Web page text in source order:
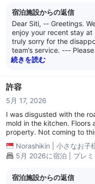
and unacceptable. Given the level of inconvenience, discomfort,
and distress caused to
take this matter seriously.
the experience, which fell
hospitality standards. I look forward to your response —
hopefully more prompt
宿泊施設からの返信
Dear Siti, -- Greetings. We deeply regret to learn you did not
enjoy your recent stay
truly sorry for the
team’s service. --- Please allow us to assure you our
management is very
feedback, we assure you
concerned. -- We truly appreciate your valuable feedback as
it is essential in
service, and we shall
all. All of us sincerely hope you will give us an opportunity to
experience for you and
of our service. – We wish you well. -- Thank you. – Kind
続きを読む
許容
5月 17, 2026
I was disgusted with the
mold in the kitchen. Floors
property. Not coming to
Norashikin
小さなお子
5月 2026に宿泊 | プレミ
宿泊施設からの返信